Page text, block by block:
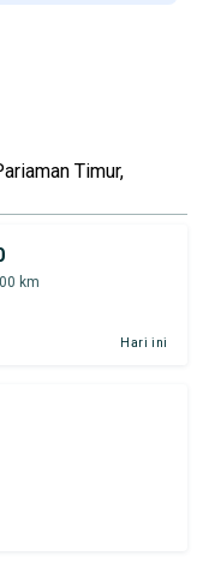
Timur,
km
Hari ini